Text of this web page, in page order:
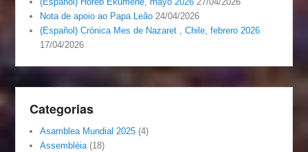
Nota de apoio ao Papa Leão 24/04/2026
(Español) Crónica Mes de Nazaret , Chile, febrero 2026
17/04/2026
Categorias
Asamblea Mundial 2025 (4)
Assembléia(18)